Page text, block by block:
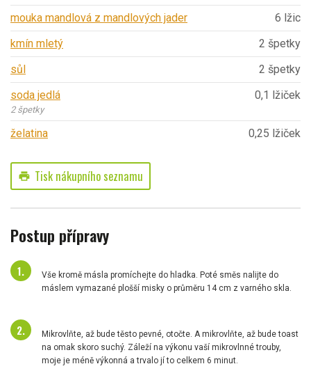
mouka mandlová z mandlových jader
6 lžic
kmín mletý
2 špetky
sůl
2 špetky
soda jedlá
2 špetky
0,1 lžiček
želatina 0,25 lžiček
print Tisk nákupního seznamu
Postup přípravy
Vše kromě másla promíchejte do hladka. Poté směs nalijte do
máslem vymazané plošší misky o průměru 14 cm z varného skla.
Mikrovlňte, až bude těsto pevné, otočte. A mikrovlňte, až bude toast
na omak skoro suchý. Záleží na výkonu vaší mikrovlnné trouby,
moje je méně výkonná a trvalo jí to celkem 6 minut.